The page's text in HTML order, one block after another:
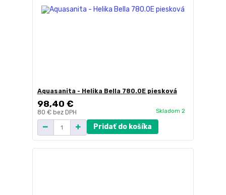
Aquasanita - Helika Bella 780.0E piesková
98,40 €
80 € bez DPH Skladom 2
Pridať do košíka